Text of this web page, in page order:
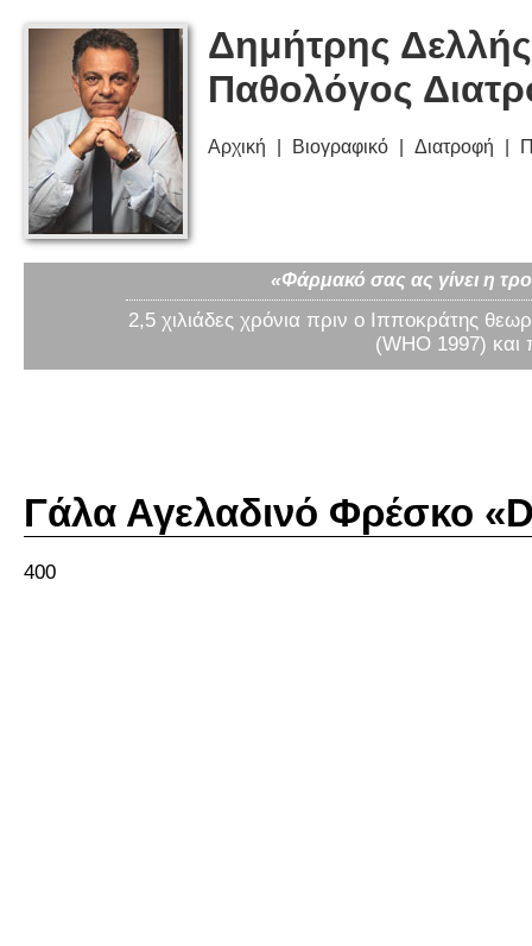
Δημήτρης
Παθολόγος
Αρχική Βιογραφικό Διατροφή
«Φάρμακό σας ας γίνει η
2,5 χιλιάδες χρόνια πριν ο Ιπποκράτης
(WHO 1997) και
Γάλα Αγελαδινό Φρέσκο
400